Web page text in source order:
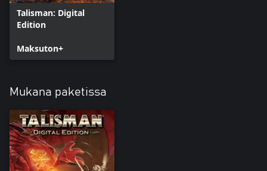
Talisman: Digital
Edition
Maksuton+
Mukana paketissa